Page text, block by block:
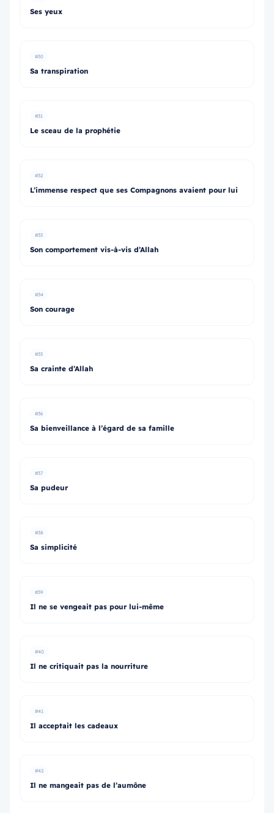
Ses yeux
#30
Sa transpiration
#31
Le sceau de la prophétie
#32
L’immense respect que ses Compagnons avaient pour lui
#33
Son comportement vis-à-vis d’Allah
#34
Son courage
#35
Sa crainte d’Allah
#36
Sa bienveillance à l’égard de sa famille
#37
Sa pudeur
#38
Sa simplicité
#39
Il ne se vengeait pas pour lui-même
#40
Il ne critiquait pas la nourriture
#41
Il acceptait les cadeaux
#42
Il ne mangeait pas de l’aumône